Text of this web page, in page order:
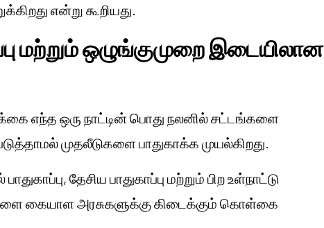
என்று கூறியது.
மற்றும் ஒழுங்குமுறை இடையிலான
எந்த ஒரு நாட்டின் பொது நலனில் சட்டங்களை
முதலீடுகளை பாதுகாக்க முயல்கிறது.
தேசிய பாதுகாப்பு மற்றும் பிற உள்நாட்டு
கையாள அரசுகளுக்கு கிடைக்கும் கொள்கை